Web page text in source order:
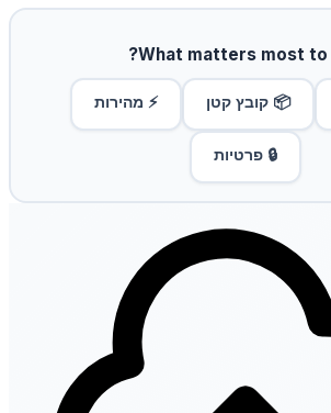
What matters most to
📦 קובץ קטן ⚡ מהירות
🔒 פרטיות